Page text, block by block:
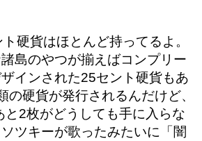
硬貨はほとんど持ってるよ。
島のやつが揃えばコンプリー
インされた25セント硬貨もあ
の硬貨が発行されるんだけど、
と2枚がどうしても手に入らな
ツキーが歌ったみたいに「闇